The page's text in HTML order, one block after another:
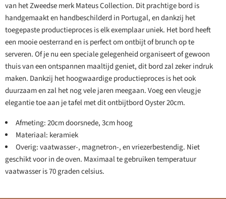
van het Zweedse merk Mateus Collection. Dit prachtige bord is
handgemaakt en handbeschilderd in Portugal, en dankzij het
toegepaste productieproces is elk exemplaar uniek. Het bord heeft
een mooie oesterrand en is perfect om ontbijt of brunch op te
serveren. Of je nu een speciale gelegenheid organiseert of gewoon
thuis van een ontspannen maaltijd geniet, dit bord zal zeker indruk
maken. Dankzij het hoogwaardige productieproces is het ook
duurzaam en zal het nog vele jaren meegaan. Voeg een vleugje
elegantie toe aan je tafel met dit ontbijtbord Oyster 20cm.
Afmeting: 20cm doorsnede, 3cm hoog
Materiaal: keramiek
Overig: vaatwasser-, magnetron-, en vriezerbestendig. Niet
geschikt voor in de oven. Maximaal te gebruiken temperatuur
vaatwasser is 70 graden celsius.